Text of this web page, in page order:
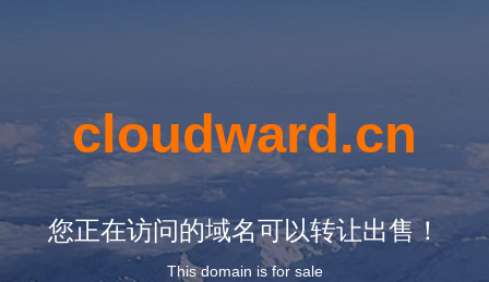
cloudward.cn
您正在访问的域名可以转让出售！
This domain is for sale